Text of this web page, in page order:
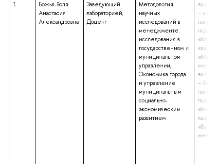
1.
Божья-Воля
Анастасия
Александровна
Заведующий
лабораторией;
Доцент
Методология
научных
исследований в
менеджменте:
исследования в
государственном и
муниципальном
управлении,
Экономика города
и управление
муниципальным
социально-
экономическим
развитием
–
–